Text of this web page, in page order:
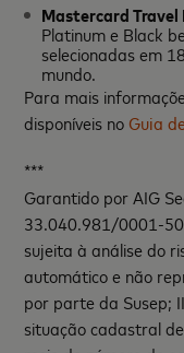
Mastercard Travel
Platinum e Black
selecionadas em
mundo.
Para mais
disponíveis no Guia
***
Garantido por AIG
33.040.981/0001-
sujeita à análise do
automático e não
por parte da Susep;
situação cadastral